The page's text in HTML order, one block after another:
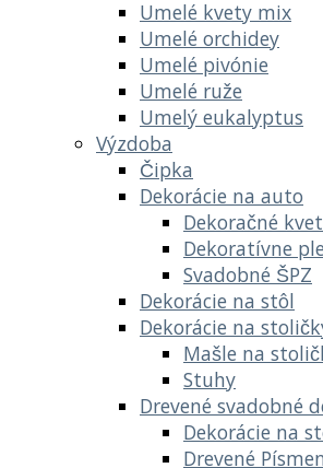
Umelé kvety mix
Umelé orchidey
Umelé pivónie
Umelé ruže
Umelý eukalyptus
Výzdoba
Čipka
Dekorácie na auto
Dekoračné
Dekoratívne
Svadobné ŠPZ
Dekorácie na stôl
Dekorácie na
Mašle na
Stuhy
Drevené svadobné
Dekorácie na
Drevené